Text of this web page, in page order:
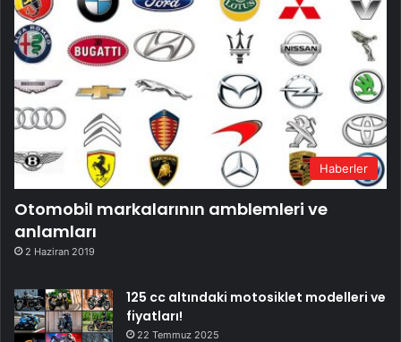
Haberler
Otomobil markalarının amblemleri ve
anlamları
2 Haziran 2019
125 cc altındaki motosiklet modelleri ve
fiyatları!
22 Temmuz 2025